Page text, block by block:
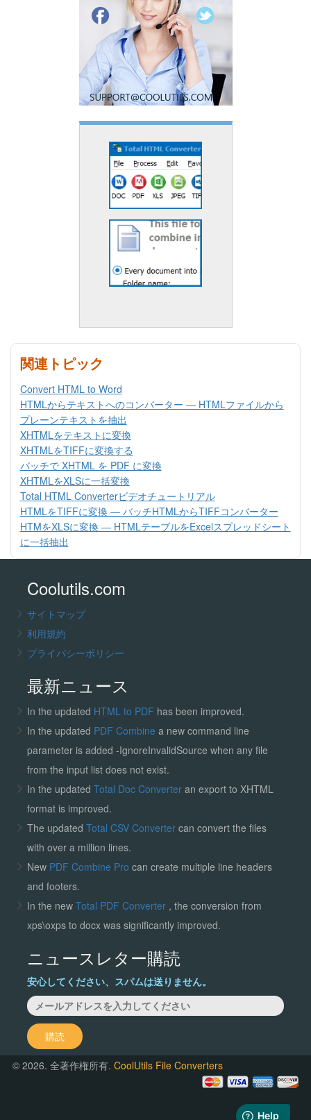
関連トピック
Convert HTML to Word
HTMLからテキストへのコンバーター — HTMLファイルから
プレーンテキストを抽出
XHTMLをテキストに変換
XHTMLをTIFFに変換する
バッチで XHTML を PDF に変換
XHTMLをXLSに一括変換
Total HTML Converterビデオチュートリアル
HTMLをTIFFに変換 — バッチHTMLからTIFFコンバーター
HTMをXLSに変換 — HTMLテーブルをExcelスプレッドシート
に一括抽出
Coolutils.com
サイトマップ
利用規約
プライバシーポリシー
最新ニュース
In the updated HTML to PDF has been improved.
In the updated PDF Combine a new command line
parameter is added -IgnoreInvalidSource when any file
from the input list does not exist.
In the updated Total Doc Converter an export to XHTML
format is improved.
The updated Total CSV Convertercan convert the files
with over a million lines.
New PDF Combine Pro can create multiple line headers
and footers.
In the new Total PDF Converter , the conversion from
xps\oxps to docx was significantly improved.
ニュースレター購読
安心してください、スパムは送りません。
購読
© 2026. 全著作権所有.CoolUtils File Converters